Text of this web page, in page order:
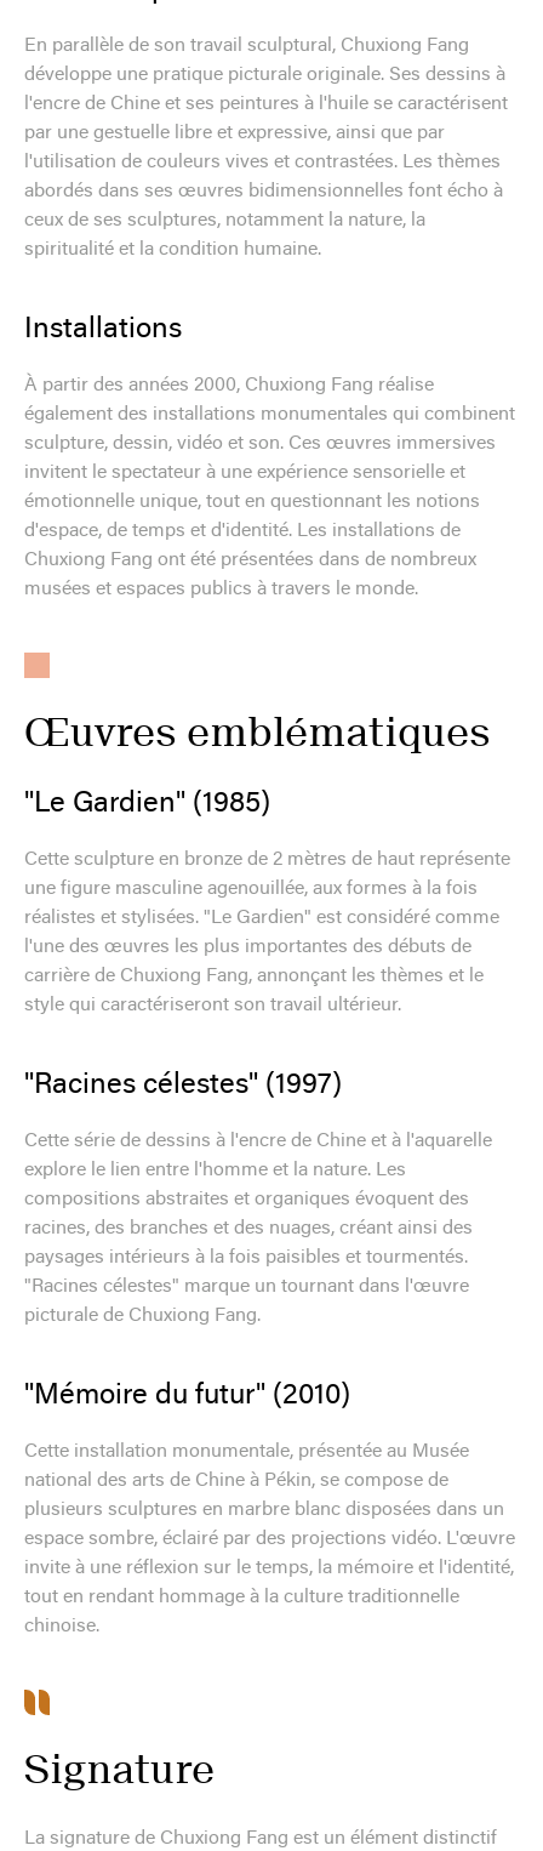
En parallèle de son travail sculptural, Chuxiong Fang
développe une pratique picturale originale. Ses dessins à
l'encre de Chine et ses peintures à l'huile se caractérisent
par une gestuelle libre et expressive, ainsi que par
l'utilisation de couleurs vives et contrastées. Les thèmes
abordés dans ses œuvres bidimensionnelles font écho à
ceux de ses sculptures, notamment la nature, la
spiritualité et la condition humaine.
Installations
À partir des années 2000, Chuxiong Fang réalise
également des installations monumentales qui combinent
sculpture, dessin, vidéo et son. Ces œuvres immersives
invitent le spectateur à une expérience sensorielle et
émotionnelle unique, tout en questionnant les notions
d'espace, de temps et d'identité. Les installations de
Chuxiong Fang ont été présentées dans de nombreux
musées et espaces publics à travers le monde.
Œuvres emblématiques
"Le Gardien" (1985)
Cette sculpture en bronze de 2 mètres de haut représente
une figure masculine agenouillée, aux formes à la fois
réalistes et stylisées. "Le Gardien" est considéré comme
l'une des œuvres les plus importantes des débuts de
carrière de Chuxiong Fang, annonçant les thèmes et le
style qui caractériseront son travail ultérieur.
"Racines célestes" (1997)
Cette série de dessins à l'encre de Chine et à l'aquarelle
explore le lien entre l'homme et la nature. Les
compositions abstraites et organiques évoquent des
racines, des branches et des nuages, créant ainsi des
paysages intérieurs à la fois paisibles et tourmentés.
"Racines célestes" marque un tournant dans l'œuvre
picturale de Chuxiong Fang.
"Mémoire du futur" (2010)
Cette installation monumentale, présentée au Musée
national des arts de Chine à Pékin, se compose de
plusieurs sculptures en marbre blanc disposées dans un
espace sombre, éclairé par des projections vidéo. L'œuvre
invite à une réflexion sur le temps, la mémoire et l'identité,
tout en rendant hommage à la culture traditionnelle
chinoise.
Signature
La signature de Chuxiong Fang est un élément distinctif